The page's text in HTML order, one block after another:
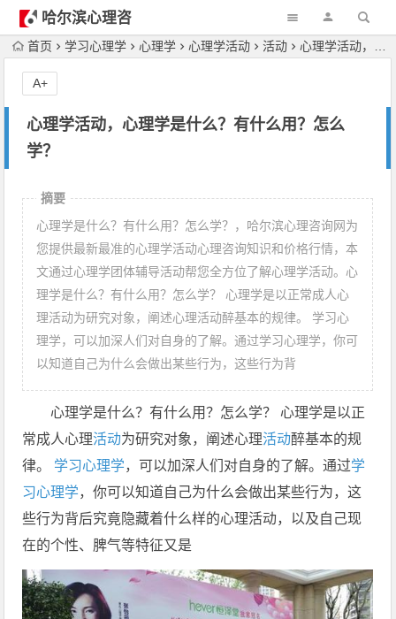
哈尔滨心理咨
询首页 学习心理学 心理学 心理学活动 活动 心理学活动，心理学是什么？有什么用？怎么学？
心理学活动，心理学是什么？有什么用？怎么
学？
A+
摘要
心理学是什么？有什么用？怎么学？，哈尔滨心理咨询网为
您提供最新最准的心理学活动心理咨询知识和价格行情，本
文通过心理学团体辅导活动帮您全方位了解心理学活动。心
理学是什么？有什么用？怎么学？ 心理学是以正常成人心
理活动为研究对象，阐述心理活动醉基本的规律。 学习心
理学，可以加深人们对自身的了解。通过学习心理学，你可
以知道自己为什么会做出某些行为，这些行为背
心理学是什么？有什么用？怎么学？ 心理学是以正
常成人心理活动为研究对象，阐述心理活动醉基本的规
律。 学习心理学，可以加深人们对自身的了解。通过学
习心理学，你可以知道自己为什么会做出某些行为，这
些行为背后究竟隐藏着什么样的心理活动，以及自己现
在的个性、脾气等特征又是